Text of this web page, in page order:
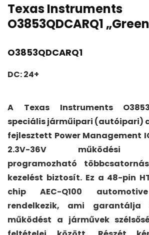
Texas Instruments
O3853QDCARQ1
O3853QDCARQ1
DC: 24+
A Texas Instruments
speciális járműipari (autóipari)
fejlesztett Power Management
2.3V-36V működési
programozható
kezelést biztosít. Ez a 48-pin
chip AEC-Q100
rendelkezik, ami garantálja
működést a járművek